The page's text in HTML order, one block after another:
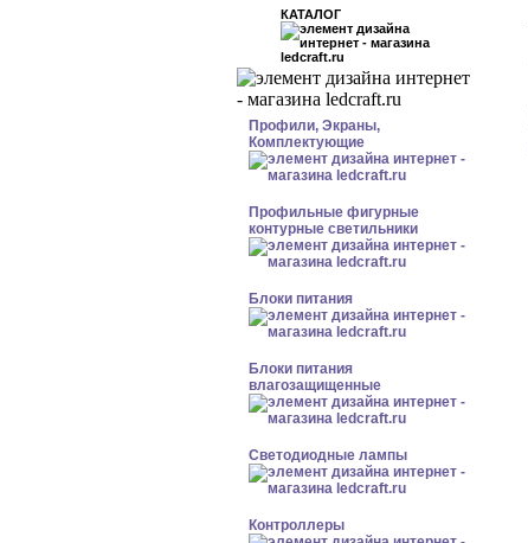
КАТАЛОГ
Профили, Экраны,
Комплектующие
Профильные фигурные
контурные светильники
Блоки питания
Блоки питания
влагозащищенные
Светодиодные лампы
Контроллеры